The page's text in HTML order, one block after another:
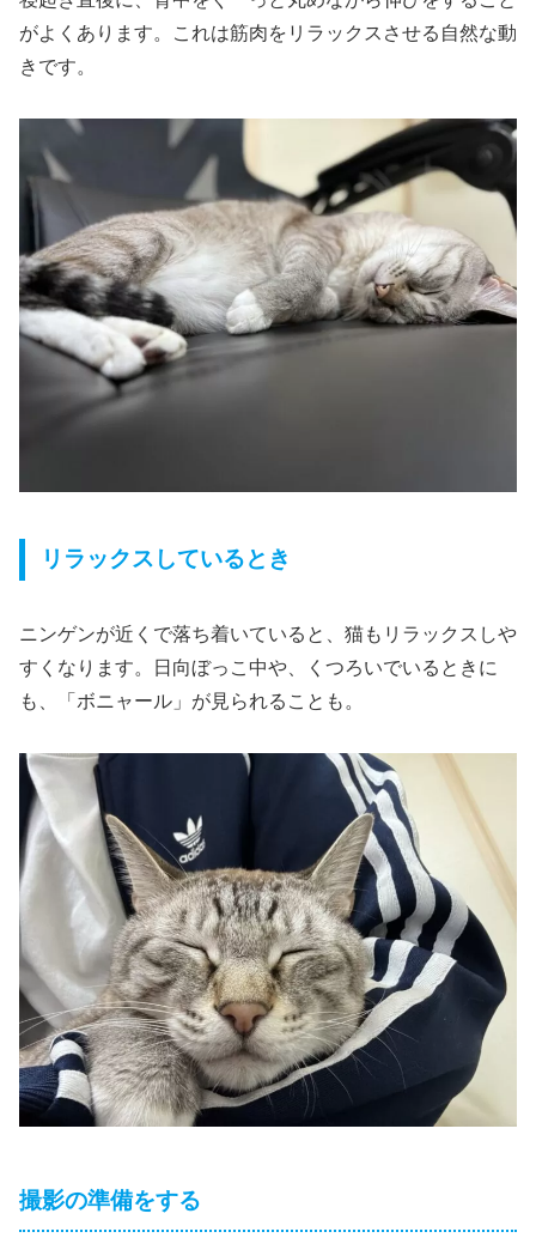
がよくあります。これは筋肉をリラックスさせる自然な動
きです。
リラックスしているとき
ニンゲンが近くで落ち着いていると、猫もリラックスしや
すくなります。日向ぼっこ中や、くつろいでいるときに
も、「ボニャール」が見られることも。
撮影の準備をする